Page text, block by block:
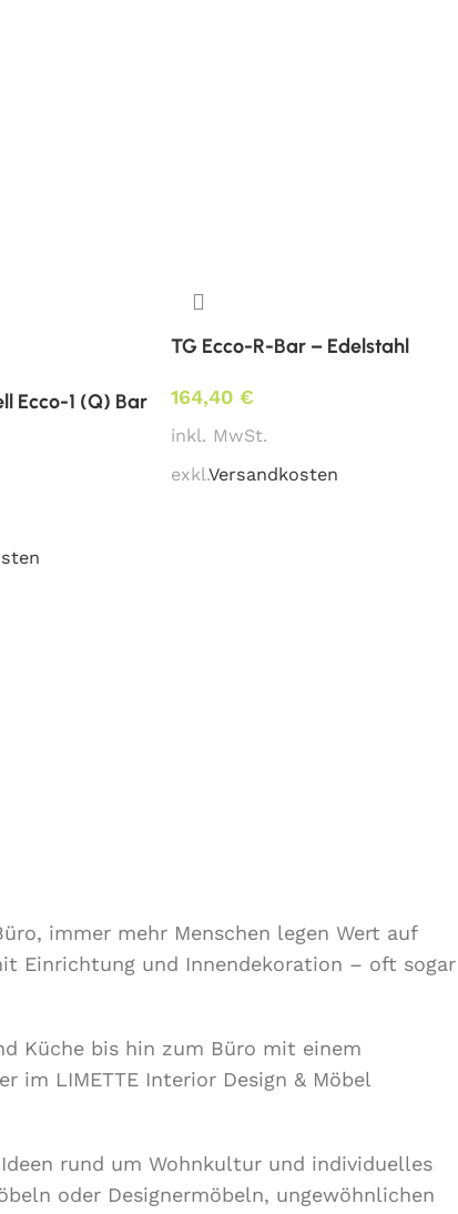
erfragen)
Ecco-1 (Q) Bar
TG Ecco-R-Bar – Edelstahl
164,40€
inkl. MwSt.
exkl.Versandkosten
immer mehr Menschen legen Wert auf
Einrichtung und Innendekoration – oft sogar
Küche bis hin zum Büro mit einem
im LIMETTE Interior Design & Möbel
rund um Wohnkultur und individuelles
oder Designermöbeln, ungewöhnlichen